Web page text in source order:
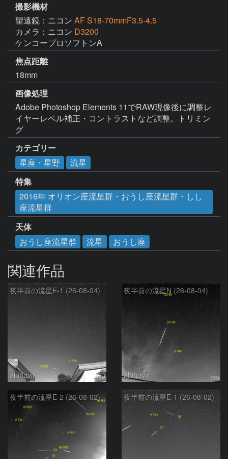
撮影機材
望遠鏡：ニコン AF S18-70mmF3.5-4.5
カメラ：ニコン D3200
ケンコープロソフトンA
焦点距離
18mm
画像処理
Adobe Photoshop Elements 11でRAW現像後に調整レ
イヤーレベル補正・コントラストなど調整。トリミン
グ
カテゴリー
星座・星野
流星
特集
2016年 オリオン座流星群・おうし座流星群・しし
座流星群
天体
おうし座流星群
流星 おうし座
関連作品
夜半前の流星E-1 (26-08-04)
alphavir
夜半前の流星N (26-08-04)
alphavir
夜半前の流星E-2 (26-08-02) 夜半前の流星E-1 (26-08-02)